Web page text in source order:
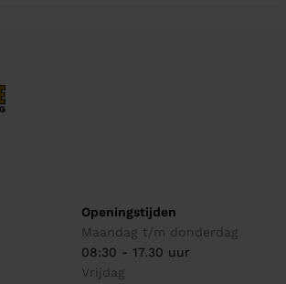
Openingstijden
Maandag t/m donderdag
08:30 - 17.30 uur
Vrijdag